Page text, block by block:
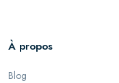
À propos
Blog